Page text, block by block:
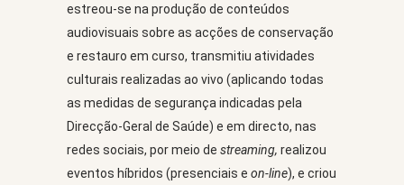
estreou-se na produção de conteúdos
audiovisuais sobre as acções de conservação
e restauro em curso, transmitiu atividades
culturais realizadas ao vivo (aplicando todas
as medidas de segurança indicadas pela
Direcção-Geral de Saúde) e em directo, nas
redes sociais, por meio de streaming, realizou
eventos híbridos (presenciais e on-line), e criou